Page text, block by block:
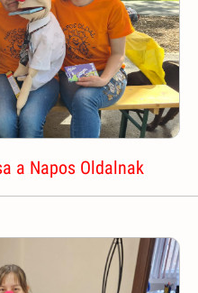
a Napos Oldalnak